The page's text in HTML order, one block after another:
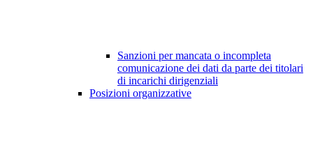
Sanzioni per mancata o incompleta
comunicazione dei dati da parte dei titolari
di incarichi dirigenziali
Posizioni organizzative